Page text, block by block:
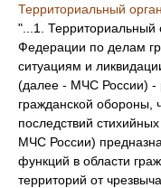
Территориальный
"...1. Территориальный
Федерации по делам
ситуациям и
(далее - МЧС России) -
гражданской обороны,
последствий
МЧС России)
функций в области
территорий от